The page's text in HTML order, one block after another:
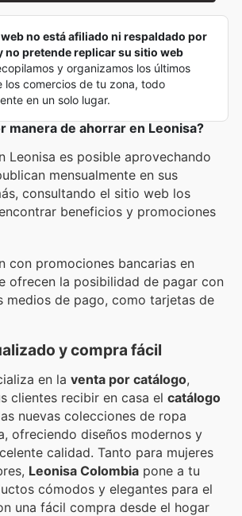
no está afiliado ni respaldado por
no pretende replicar su sitio web
y organizamos los últimos
los comercios de tu zona, todo
en un solo lugar.
manera de ahorrar en Leonisa?
Leonisa es posible aprovechando
mensualmente en sus
consultando el sitio web los
beneficios y promociones
con promociones bancarias en
ofrecen la posibilidad de pagar con
medios de pago, como tarjetas de
y compra fácil
en la venta por catálogo,
clientes recibir en casa el catálogo
nuevas colecciones de ropa
ofreciendo diseños modernos y
calidad. Tanto para mujeres
Leonisa Colombia pone a tu
cómodos y elegantes para el
una fácil compra desde el hogar